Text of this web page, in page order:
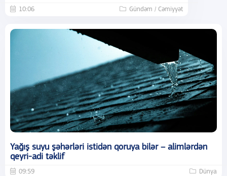
10:06 Gündəm / Cəmiyyət
Yağış suyu şəhərləri istidən qoruya bilər – alimlərdən
qeyri-adi təklif
09:59 Dünya